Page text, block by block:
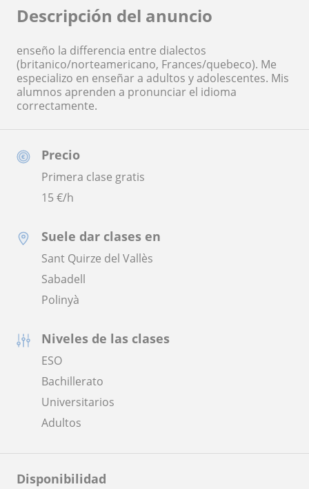
Precio
Primera clase gratis
15€/h
Suele dar clases en
Sant Quirze del Vallès
Sabadell
Polinyà
Niveles de las clases
ESO
Bachillerato
Universitarios
Adultos
Disponibilidad
Descripción del anuncio
enseño la differencia entre dialectos
(britanico/norteamericano, Frances/quebeco). Me
especializo en enseñar a adultos y adolescentes. Mis
alumnos aprenden a pronunciar el idioma
correctamente.